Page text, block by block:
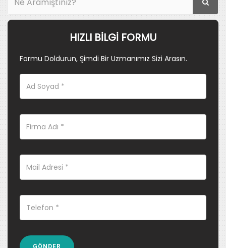
HIZLI BILGI FORMU
Formu Doldurun, Şimdi Bir Uzmanımız Sizi Arasın.